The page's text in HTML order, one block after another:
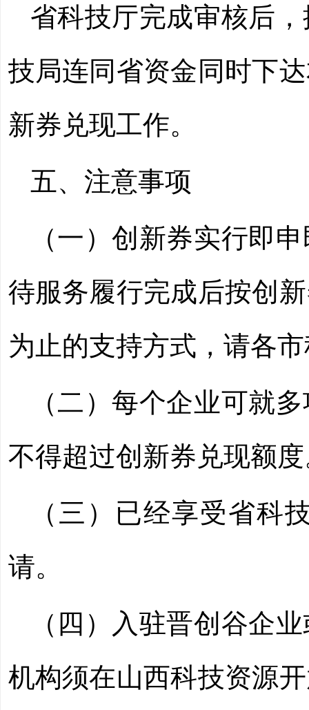
省科技厅完成审核后
技局连同省资金同时下
新券兑现工作。
五、注意事项
（一）创新券实行即
待服务履行完成后按创
为止的支持方式，请各
（二）每个企业可就
不得超过创新券兑现额
（三）已经享受省科
请。
（四）入驻晋创谷企
机构须在山西科技资源